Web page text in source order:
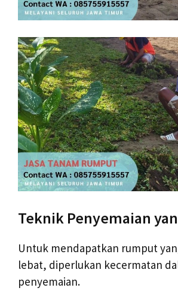
Teknik Penyemaian
Untuk mendapatkan rumput
lebat, diperlukan kecermatan
penyemaian.